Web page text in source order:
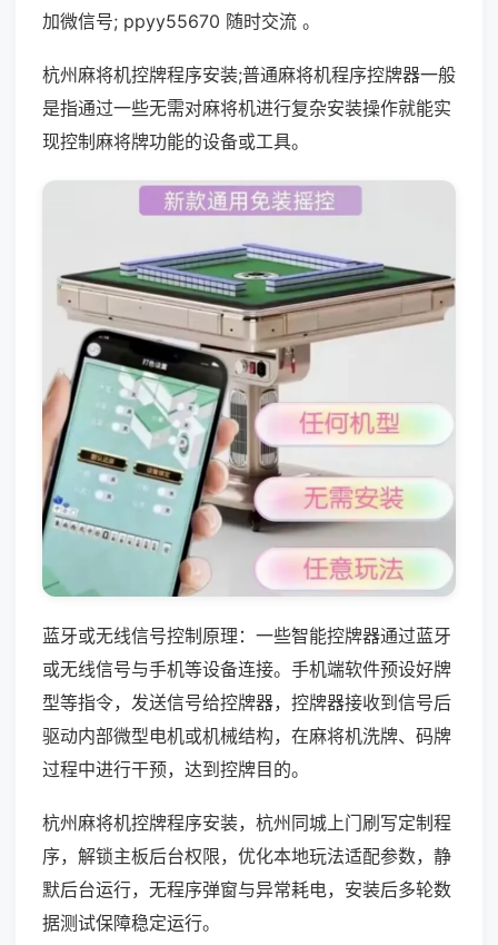
加微信号; ppyy55670 随时交流 。
杭州麻将机控牌程序安装;普通麻将机程序控牌器一般
是指通过一些无需对麻将机进行复杂安装操作就能实
现控制麻将牌功能的设备或工具。
蓝牙或无线信号控制原理：一些智能控牌器通过蓝牙
或无线信号与手机等设备连接。手机端软件预设好牌
型等指令，发送信号给控牌器，控牌器接收到信号后
驱动内部微型电机或机械结构，在麻将机洗牌、码牌
过程中进行干预，达到控牌目的。
杭州麻将机控牌程序安装，杭州同城上门刷写定制程
序，解锁主板后台权限，优化本地玩法适配参数，静
默后台运行，无程序弹窗与异常耗电，安装后多轮数
据测试保障稳定运行。